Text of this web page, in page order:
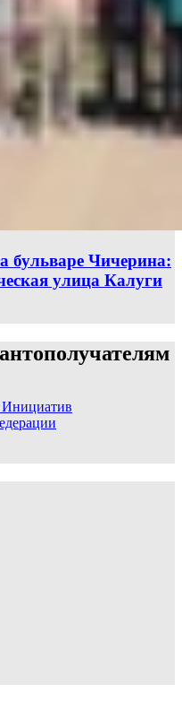
бульваре Чичерина:
улица Калуги